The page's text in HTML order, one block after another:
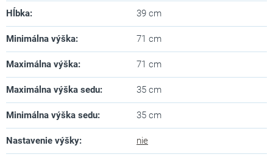
Hĺbka: 39 cm
Minimálna výška: 71 cm
Maximálna výška: 71 cm
Maximálna výška sedu: 35 cm
Minimálna výška sedu: 35 cm
Nastavenie výšky: nie